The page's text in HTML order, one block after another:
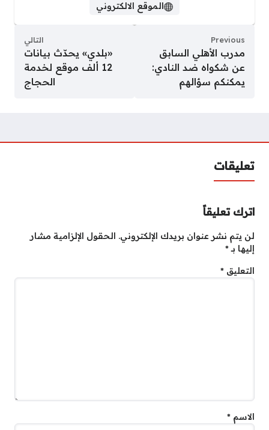
الموقع الالكتروني
Previous
مدرب الأهلي السابق
عن شكواه ضد النادي:
يمكنكم سؤالهم
التالي
«بلدي» يحدّث بيانات
12 ألف موقع لخدمة
الحجاج
تعليقات
اترك تعليقاً
لن يتم نشر عنوان بريدك الإلكتروني. الحقول الإلزامية مشار
إليها بـ*
التعليق *
الاسم *